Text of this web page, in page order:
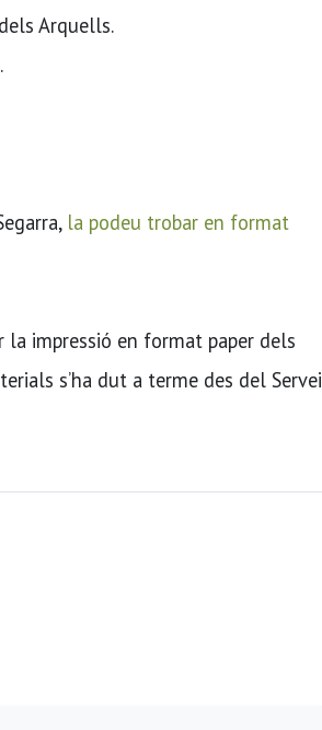
Arquells.
la podeu trobar en format
la impressió en format paper dels
s’ha dut a terme des del Servei